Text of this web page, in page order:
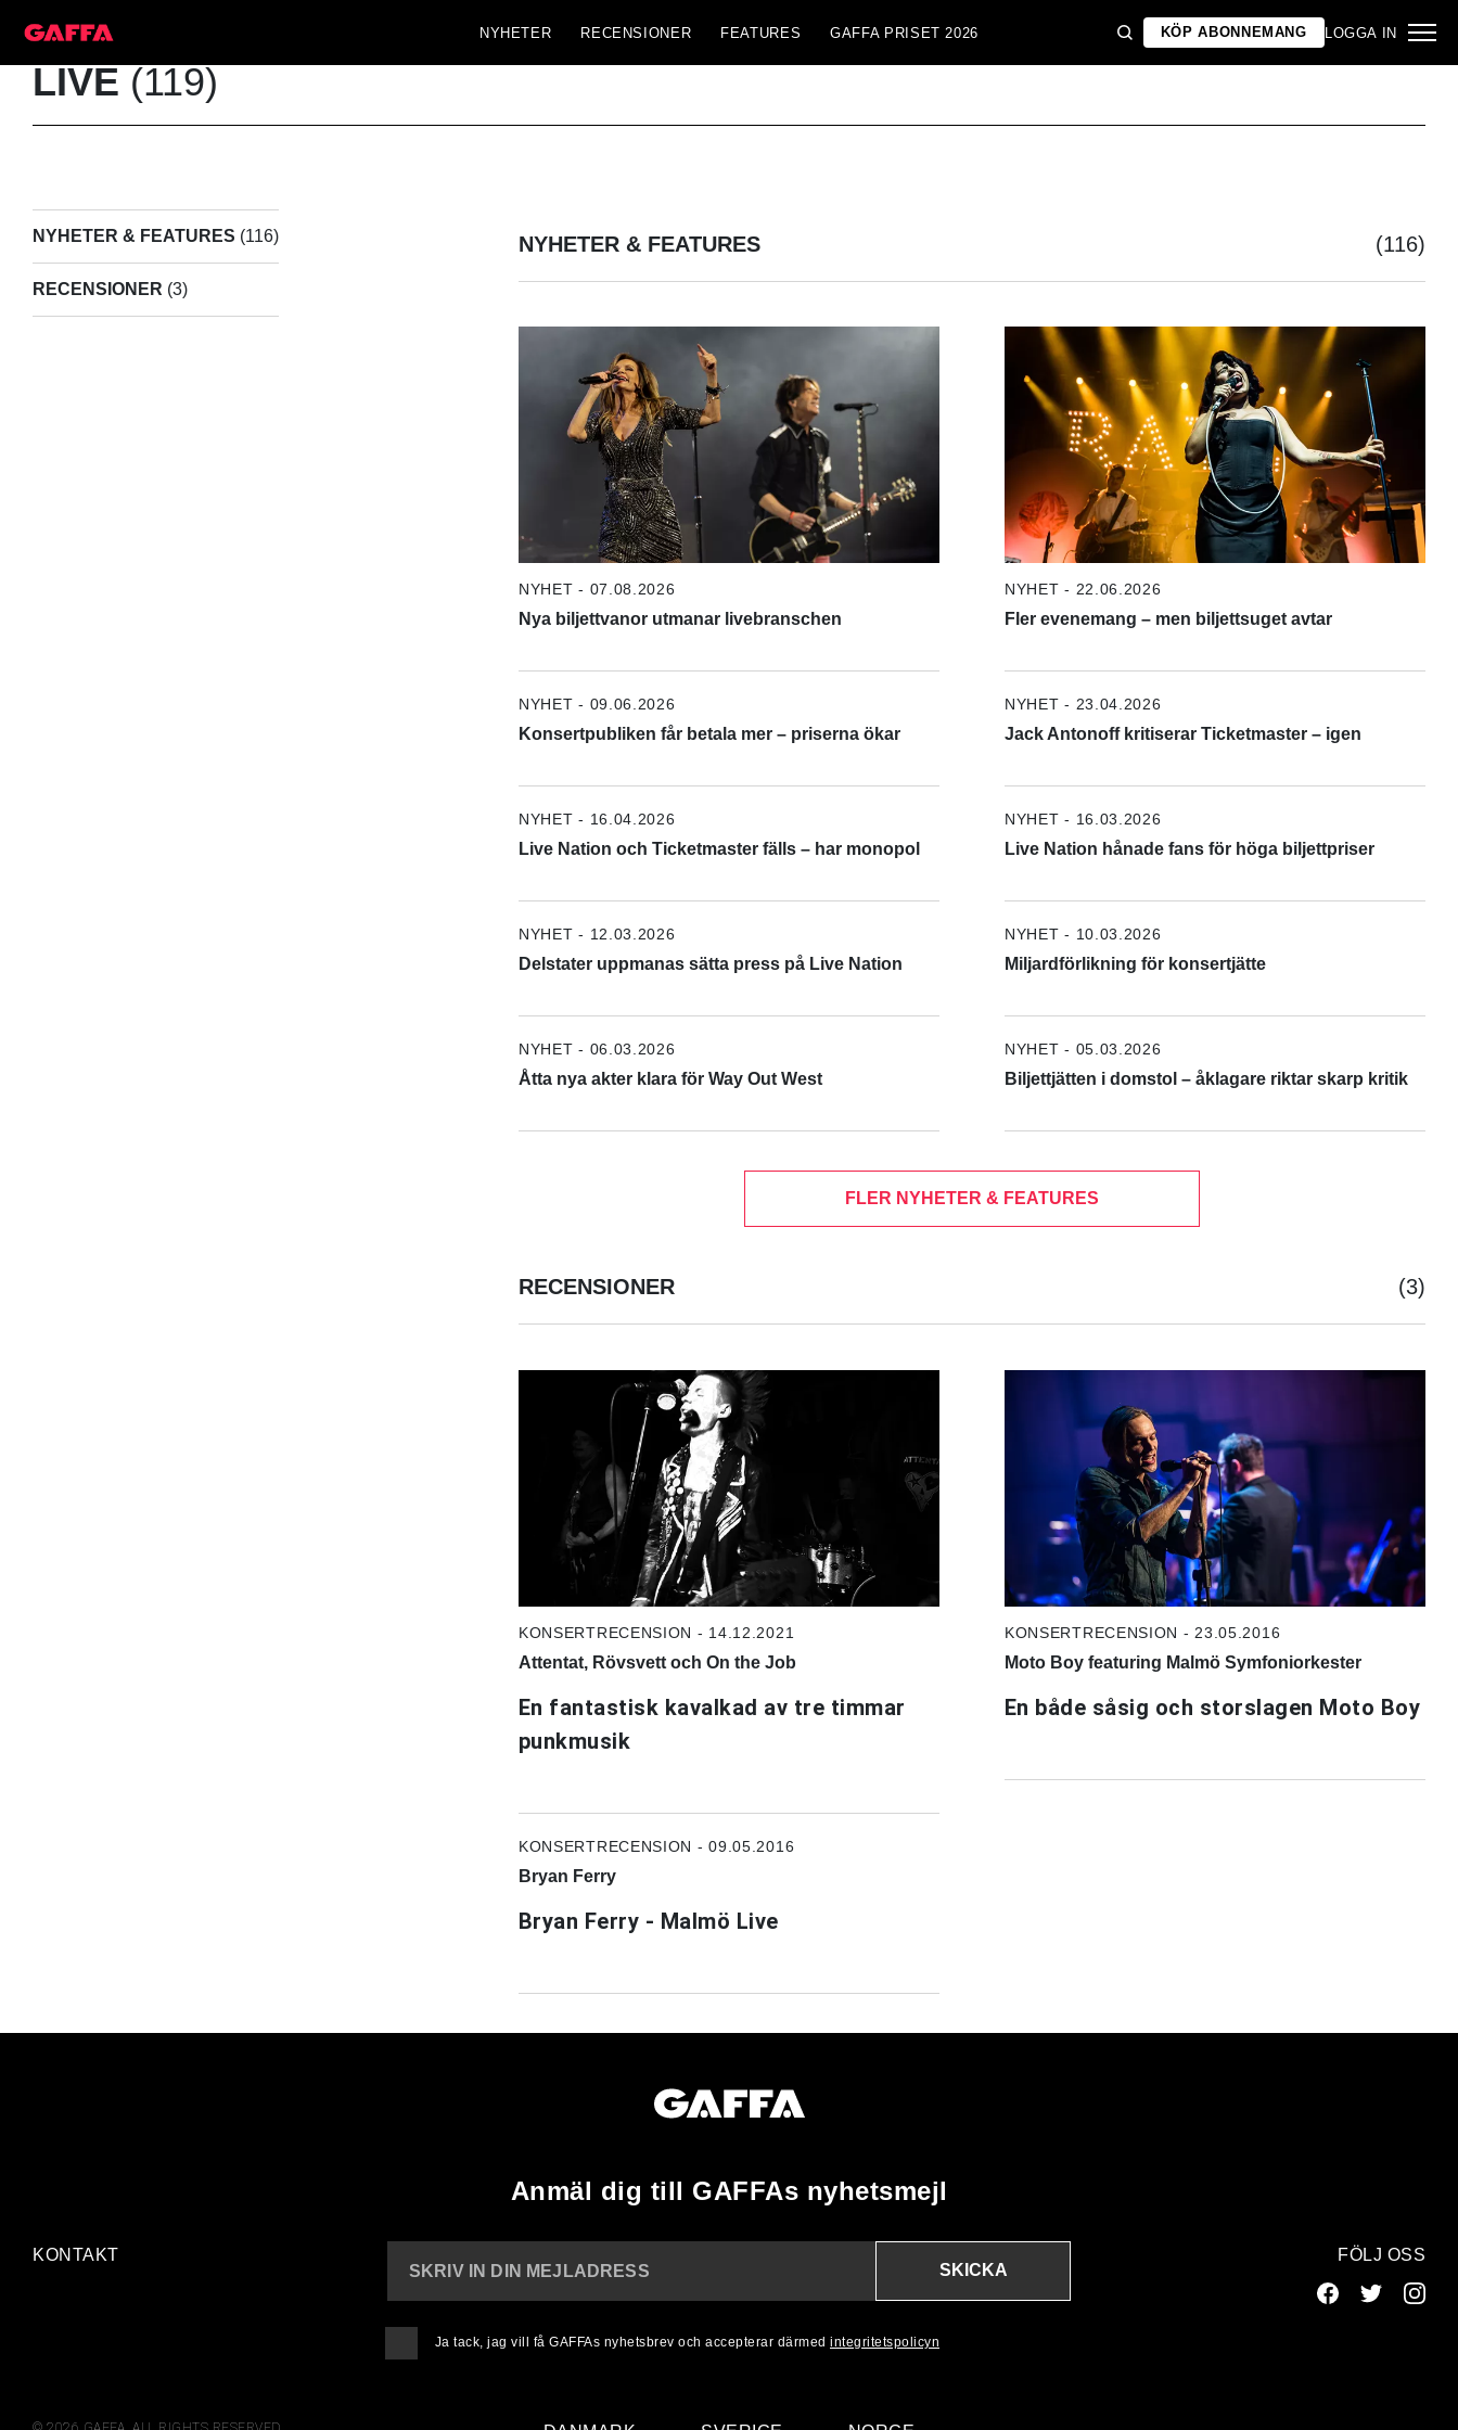
NYHETER RECENSIONER FEATURES GAFFA PRISET 2026 KÖP ABONNEMANG LOGGA IN
LIVE (119)
NYHETER & FEATURES (116)
RECENSIONER (3)
NYHETER & FEATURES (116)
NYHET - 07.08.2026
Nya biljettvanor utmanar livebranschen
NYHET - 22.06.2026
Fler evenemang – men biljettsuget avtar
NYHET - 09.06.2026
Konsertpubliken får betala mer – priserna ökar
NYHET - 23.04.2026
Jack Antonoff kritiserar Ticketmaster – igen
NYHET - 16.04.2026
Live Nation och Ticketmaster fälls – har monopol
NYHET - 16.03.2026
Live Nation hånade fans för höga biljettpriser
NYHET - 12.03.2026
Delstater uppmanas sätta press på Live Nation
NYHET - 10.03.2026
Miljardförlikning för konsertjätte
NYHET - 06.03.2026
Åtta nya akter klara för Way Out West
NYHET - 05.03.2026
Biljettjätten i domstol – åklagare riktar skarp kritik
FLER NYHETER & FEATURES
RECENSIONER (3)
KONSERTRECENSION - 14.12.2021
Attentat, Rövsvett och On the Job
En fantastisk kavalkad av tre timmar
punkmusik
KONSERTRECENSION - 23.05.2016
Moto Boy featuring Malmö Symfoniorkester
En både såsig och storslagen Moto Boy
KONSERTRECENSION - 09.05.2016
Bryan Ferry
Bryan Ferry - Malmö Live
Anmäl dig till GAFFAs nyhetsmejl
KONTAKT
SKRIV IN DIN MEJLADRESS
SKICKA
Ja tack, jag vill få GAFFAs nyhetsbrev och accepterar därmed integritetspolicyn
FÖLJ OSS